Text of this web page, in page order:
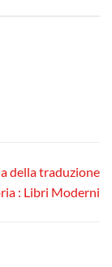
della traduzione
: Libri Moderni